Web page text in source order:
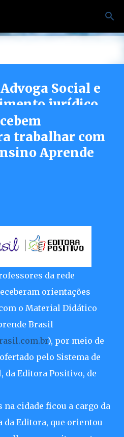
principal
Social e
jurídico
24h para
trabalhar com
Aprende
da rede
orientações
o Material Didático
Brasil
), por meio de
pelo Sistema de
da Editora Positivo, de
na cidade ficou a cargo da
da Editora, que orientou